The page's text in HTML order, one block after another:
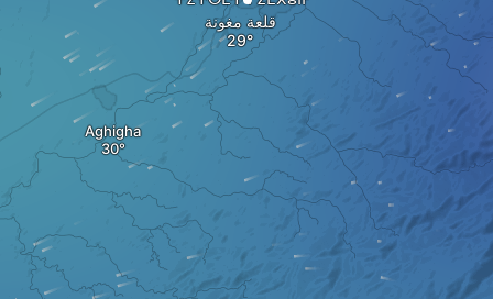
قلعة مغونة
Aghigha